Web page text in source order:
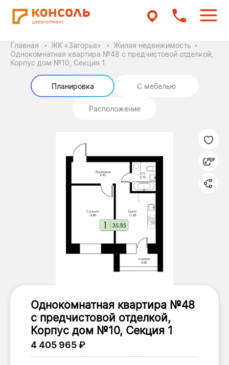
Главная ЖК «Загорье»
Жилая недвижимость
Однокомнатная квартира №48 с предчистовой отделкой,
Корпус дом №10, Секция 1
Планировка С мебелью
Расположение
Однокомнатная квартира №48
с предчистовой отделкой,
Корпус дом №10, Секция 1
4 405 965 ₽